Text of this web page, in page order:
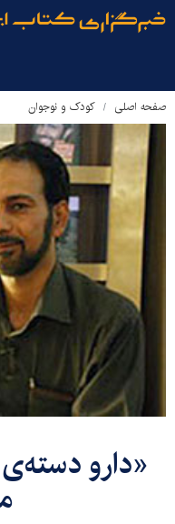
صفحه اصلی کودک و نوجوان
«دارو دسته‌ی